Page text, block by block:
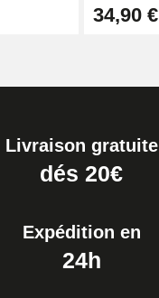
34,90 €
Livraison gratuite
dés 20€
Expédition en
24h